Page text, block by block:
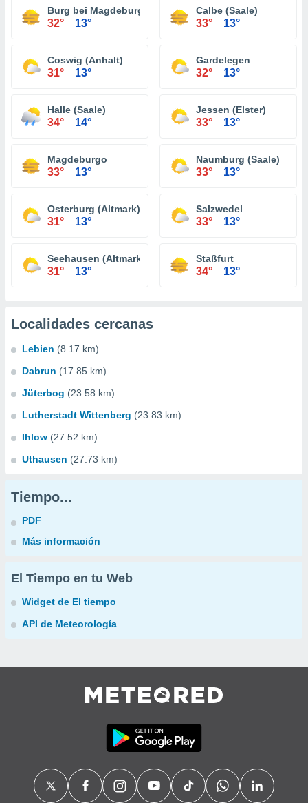
Burg bei Magdeburg
32° 13°
Calbe (Saale)
33° 13°
Coswig (Anhalt)
31° 13°
Gardelegen
32° 13°
Halle (Saale)
34° 14°
Jessen (Elster)
33° 13°
Magdeburgo
33° 13°
Naumburg (Saale)
33° 13°
Osterburg (Altmark)
31° 13°
Salzwedel
33° 13°
Seehausen (Altmark)
31° 13°
Staßfurt
34° 13°
Localidades cercanas
Lebien (8.17 km)
Dabrun (17.85 km)
Jüterbog (23.58 km)
Lutherstadt Wittenberg (23.83 km)
Ihlow (27.52 km)
Uthausen (27.73 km)
Tiempo...
PDF
Más información
El Tiempo en tu Web
Widget de El tiempo
API de Meteorología